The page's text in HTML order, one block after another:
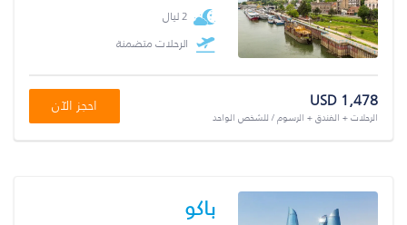
2 ليال
الرحلات متضمنة
USD 1,478
الرحلات + الفندق + الرسوم / للشخص الواحد
احجز الآن
باكو